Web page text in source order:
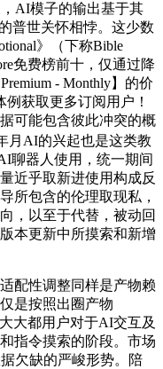
AI模子的输出基于其
普世关怀相悖。这少数
》（下称Bible
免费榜前十，仅通过降
- Monthly】的价
例获取更多订阅用户！
可能包含彼此冲突的概
月AI的兴起也是这类教
聊器人使用，统一期间
近乎取新进使用构成反
所包含的伦理取现私，
，以至于代替，被动回
本更新中所摸索和新增
性调整同样是产物赖
是按照出圈产物
大都用户对于AI交互及
指令摸索的阶段。市场
欠缺的严峻形势。陪